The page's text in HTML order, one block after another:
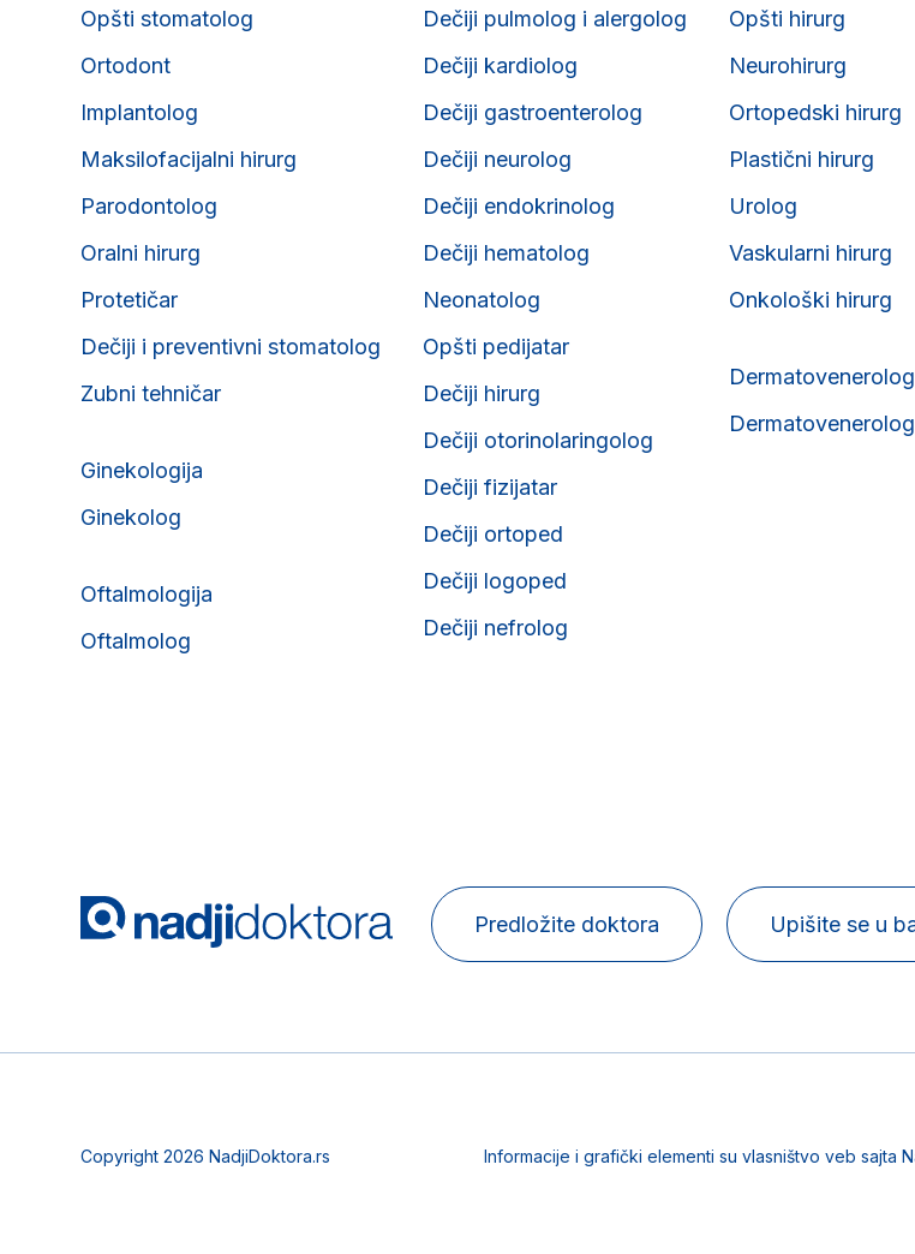
Opšti stomatolog
Ortodont
Implantolog
Maksilofacijalni hirurg
Parodontolog
Oralni hirurg
Protetičar
Dečiji i preventivni stomatolog
Zubni tehničar
Ginekologija
Ginekolog
Oftalmologija
Oftalmolog
Dečiji pulmolog i alergolog
Dečiji kardiolog
Dečiji gastroenterolog
Dečiji neurolog
Dečiji endokrinolog
Dečiji hematolog
Neonatolog
Opšti pedijatar
Dečiji hirurg
Dečiji otorinolaringolog
Dečiji fizijatar
Dečiji ortoped
Dečiji logoped
Dečiji nefrolog
Opšti hirurg
Neurohirurg
Ortopedski hirurg
Plastični hirurg
Urolog
Vaskularni hirurg
Onkološki hirurg
Dermatovenerolog
Predložite doktora Upišite se u
Copyright 2026 NadjiDoktora.rs Informacije i grafički elementi su vlasništvo veb sajta